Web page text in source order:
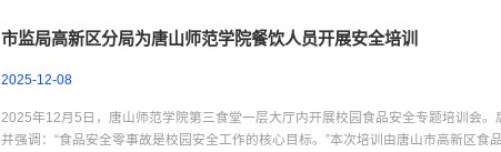
市监局高新区分局为唐山师范学院餐饮人员开展安全培训
2025-12-08
2025年12月5日，唐山师范学院第三食堂一层大厅内开展校园食品安全专题培训会。
并强调：“食品安全零事故是校园安全工作的核心目标。”本次培训由唐山市高新区食